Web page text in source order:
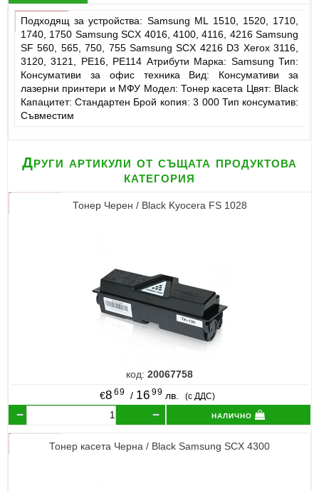
Подходящ за устройства: Samsung ML 1510, 1520, 1710,
1740, 1750 Samsung SCX 4016, 4100, 4116, 4216 Samsung
SF 560, 565, 750, 755 Samsung SCX 4216 D3 Xerox 3116,
3120, 3121, PE16, PE114 Атрибути Марка: Samsung Тип:
Консумативи за офис техника Вид: Консумативи за
лазерни принтери и МФУ Модел: Тонер касета Цвят: Black
Капацитет: Стандартен Брой копия: 3 000 Тип консуматив:
Съвместим
Други артикули от същата продуктова
категория
Тонер Черен / Black Kyocera FS 1028
код: 20067758
€8 69 / 16 99 лв. (с ДДС)
налично
Тонер касета Черна / Black Samsung SCX 4300